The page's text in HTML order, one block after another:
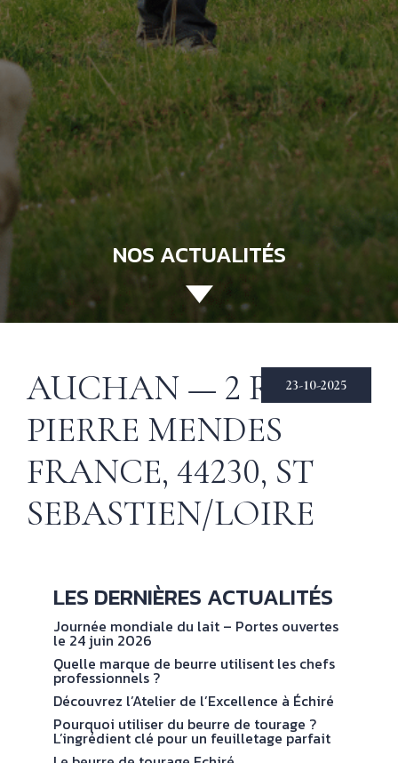
ACCUEIL
ÉCHIRÉ
NOS PRODUITS
D’EXCELLENCE
LE BEURRE
CHARENTES-
POITOU AOP
NOS
ENGAGEMENTS
ESPACE
PROFESSIONNEL
CONTACT
NOS ACTUALITÉS
23-10-2025
AUCHAN — 2 R
PIERRE MENDES
FRANCE, 44230, ST
SEBASTIEN/LOIRE
LES DERNIÈRES ACTUALITÉS
Journée mondiale du lait – Portes ouvertes
le 24 juin 2026
Quelle marque de beurre utilisent les chefs
professionnels ?
Découvrez l’Atelier de l’Excellence à Échiré
Pourquoi utiliser du beurre de tourage ?
L’ingrédient clé pour un feuilletage parfait